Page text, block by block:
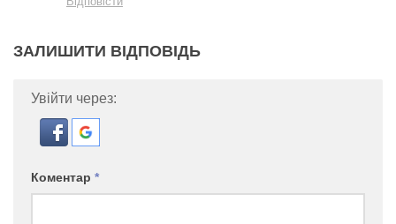
ЗАЛИШИТИ ВІДПОВІДЬ
Увійти через:
Коментар *